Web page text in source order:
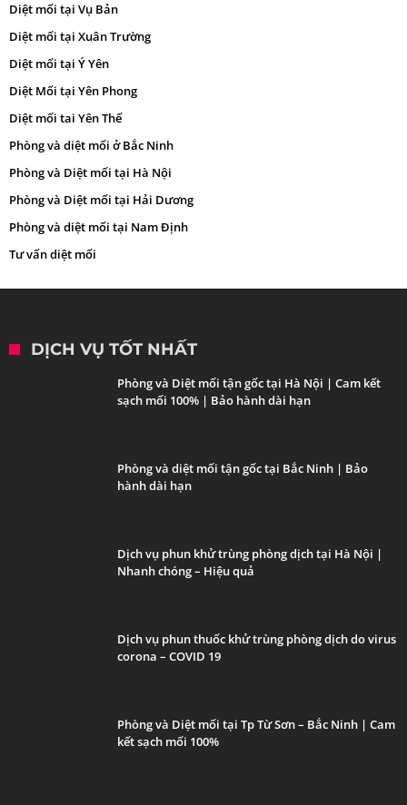
Diệt mối tại Vụ Bản
Diệt mối tại Xuân Trường
Diệt mối tại Ý Yên
Diệt Mối tại Yên Phong
Diệt mối tai Yên Thế
Phòng và diệt mối ở Bắc Ninh
Phòng và Diệt mối tại Hà Nội
Phòng và Diệt mối tại Hải Dương
Phòng và diệt mối tại Nam Định
Tư vấn diệt mối
DỊCH VỤ TỐT NHẤT
Phòng và Diệt mối tận gốc tại Hà Nội | Cam kết
sạch mối 100% | Bảo hành dài hạn
Phòng và diệt mối tận gốc tại Bắc Ninh | Bảo
hành dài hạn
Dịch vụ phun khử trùng phòng dịch tại Hà Nội |
Nhanh chóng – Hiệu quả
Dịch vụ phun thuốc khử trùng phòng dịch do virus
corona – COVID 19
Phòng và Diệt mối tại Tp Từ Sơn – Bắc Ninh | Cam
kết sạch mối 100%